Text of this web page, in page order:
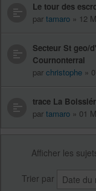
Le tour des
par tamaro » 12
Secteur St geo/
Cournonterral
par christophe »
trace La
par tamaro » 01
Afficher les
Trier par